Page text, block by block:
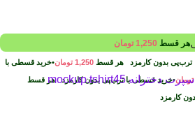
هر قسط 1,250 تومان
بدون کارمزد هر قسط 1,250 تومان•خرید قسطی با
تومان•خرید قسطی با ترب‌پی بدون کارمزدهر قسط
کارمزد